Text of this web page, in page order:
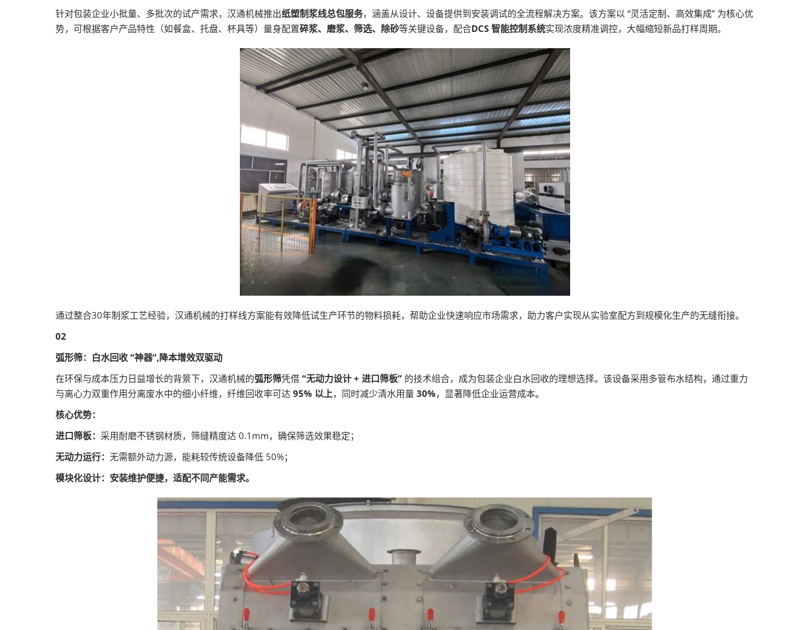
针对包装企业小批量、多批次的试产需求，汉通机械推出纸塑制浆线总包服务，涵盖从设计、设备提供到安装调试的全流程解决方案。该方案以 “灵活定制、高效集成” 为核心优
势，可根据客户产品特性（如餐盒、托盘、杯具等）量身配置碎浆、磨浆、筛选、除砂等关键设备，配合DCS 智能控制系统实现浓度精准调控，大幅缩短新品打样周期。
通过整合30年制浆工艺经验，汉通机械的打样线方案能有效降低试生产环节的物料损耗，帮助企业快速响应市场需求，助力客户实现从实验室配方到规模化生产的无缝衔接。
02
弧形筛：白水回收 “神器”,降本增效双驱动
在环保与成本压力日益增长的背景下，汉通机械的弧形筛凭借 “无动力设计 + 进口筛板” 的技术组合，成为包装企业白水回收的理想选择。该设备采用多管布水结构，通过重力
与离心力双重作用分离废水中的细小纤维，纤维回收率可达 95% 以上，同时减少清水用量 30%，显著降低企业运营成本。
核心优势：
进口筛板： 采用耐磨不锈钢材质，筛缝精度达 0.1mm，确保筛选效果稳定；
无动力运行： 无需额外动力源，能耗较传统设备降低 50%；
模块化设计：安装维护便捷，适配不同产能需求。